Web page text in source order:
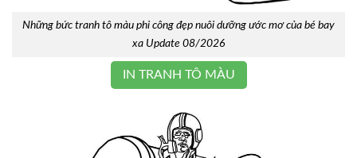
Những bức tranh tô màu phi công đẹp nuôi dưỡng ước mơ của bé bay
xa Update 08/2026
IN TRANH TÔ MÀU